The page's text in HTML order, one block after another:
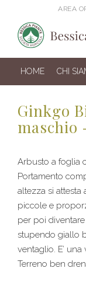
AREA
HOME CHI
Ginkgo
maschio
Arbusto a foglia
Portamento
altezza si attesta
piccole e
per poi
stupendo giallo
ventaglio. E’
Terreno ben